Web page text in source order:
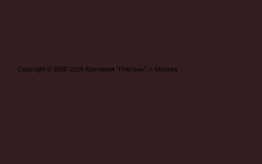
Copyright © 2006-2026 Компания "Плетень", г. Москва